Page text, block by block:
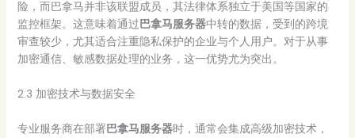
险，而巴拿马并非该联盟成员，其法律体系独立于美国等国家的
监控框架。这意味着通过巴拿马服务器中转的数据，受到的跨境
审查较少，尤其适合注重隐私保护的企业与个人用户。对于从事
加密通信、敏感数据处理的业务，这一优势尤为突出。
2.3 加密技术与数据安全
专业服务商在部署 巴拿马服务器时，通常会集成高级加密技术，